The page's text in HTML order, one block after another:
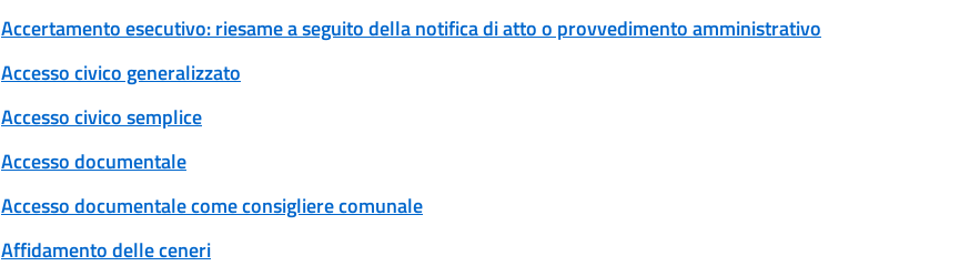
Accertamento esecutivo: riesame a seguito della notifica di atto o provvedimento amministrativo
Accesso civico generalizzato
Accesso civico semplice
Accesso documentale
Accesso documentale come consigliere comunale
Affidamento delle ceneri